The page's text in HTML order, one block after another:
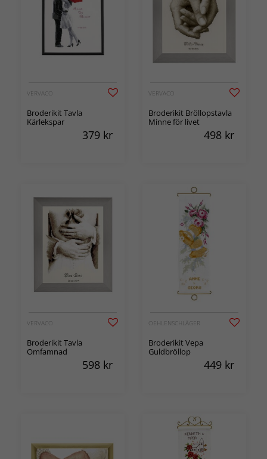
VERVACO
Broderikit Tavla
Kärlekspar
379 kr
VERVACO
Broderikit Bröllopstavla
Minne för livet
498 kr
VERVACO
Broderikit Tavla
Omfamnad
598 kr
OEHLENSCHLÄGER
Broderikit Vepa
Guldbröllop
449 kr